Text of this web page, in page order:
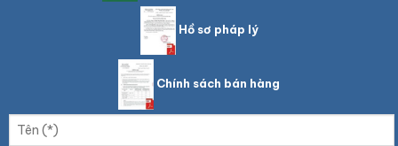
Hồ sơ pháp lý
Chính sách bán hàng